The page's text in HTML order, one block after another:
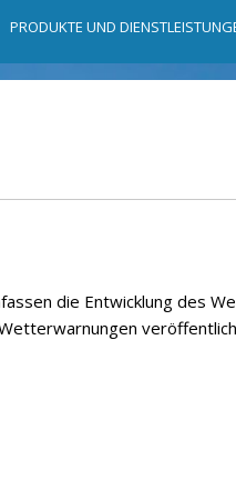
PRODUKTE UND
die Entwicklung des